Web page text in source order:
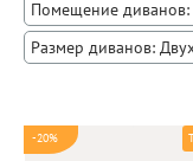
Помещение
Размер диванов:
-20%